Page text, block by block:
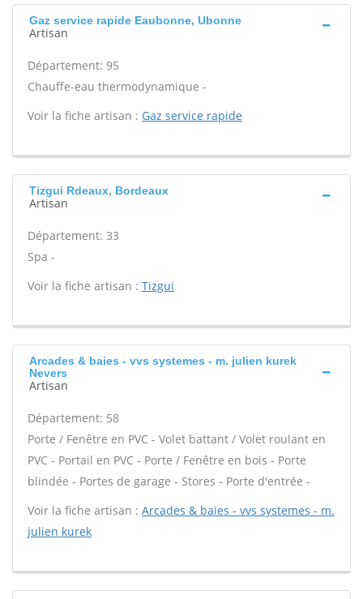
Gaz service rapide Eaubonne, Ubonne
Artisan
Département: 95
Chauffe-eau thermodynamique -
Voir la fiche artisan : Gaz service rapide
Tizgui Rdeaux, Bordeaux
Artisan
Département: 33
Spa -
Voir la fiche artisan : Tizgui
Arcades & baies - vvs systemes - m. julien kurek
Nevers
Artisan
Département: 58
Porte / Fenêtre en PVC - Volet battant / Volet roulant en
PVC - Portail en PVC - Porte / Fenêtre en bois - Porte
blindée - Portes de garage - Stores - Porte d'entrée -
Voir la fiche artisan : Arcades & baies - vvs systemes - m.
julien kurek